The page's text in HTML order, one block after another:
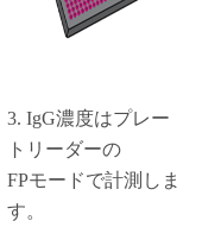
3. IgG濃度はプレー
トリーダーの
FPモードで計測しま
す。